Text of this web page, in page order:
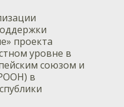
проекта
уровне в
союзом и
в